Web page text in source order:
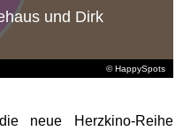
© HappySpots
und Dirk
neue Herzkino-Reihe